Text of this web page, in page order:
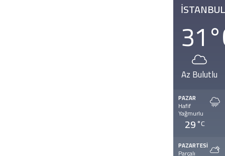
31
Az Bulutlu
PAZAR
Hafif
Yağmurlu
29°C
PAZARTESI
Parçalı